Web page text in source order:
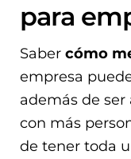
para
Saber cómo
empresa
además de ser
con más
de tener toda